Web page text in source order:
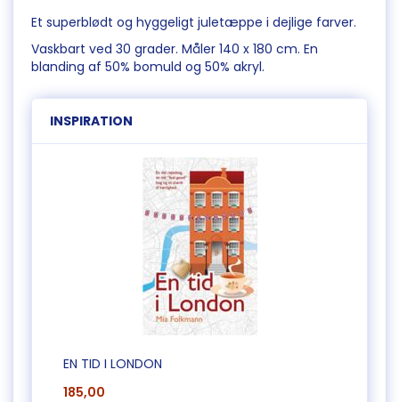
Et superblødt og hyggeligt juletæppe i dejlige farver.
Vaskbart ved 30 grader. Måler 140 x 180 cm. En
blanding af 50% bomuld og 50% akryl.
INSPIRATION
EN TID I LONDON
185,00